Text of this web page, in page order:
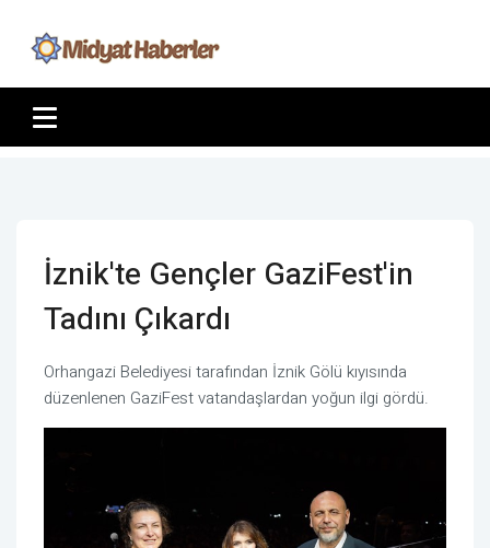
İznik'te Gençler GaziFest'in
Tadını Çıkardı
Orhangazi Belediyesi tarafından İznik Gölü kıyısında
düzenlenen GaziFest vatandaşlardan yoğun ilgi gördü.